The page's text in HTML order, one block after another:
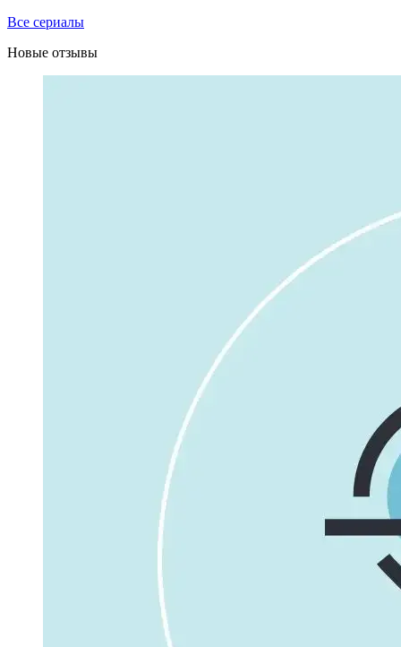
Все сериалы
Новые отзывы